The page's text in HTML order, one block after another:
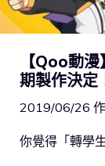
【Qoo動
期製作決定
2019/06/26
你覺得「轉學